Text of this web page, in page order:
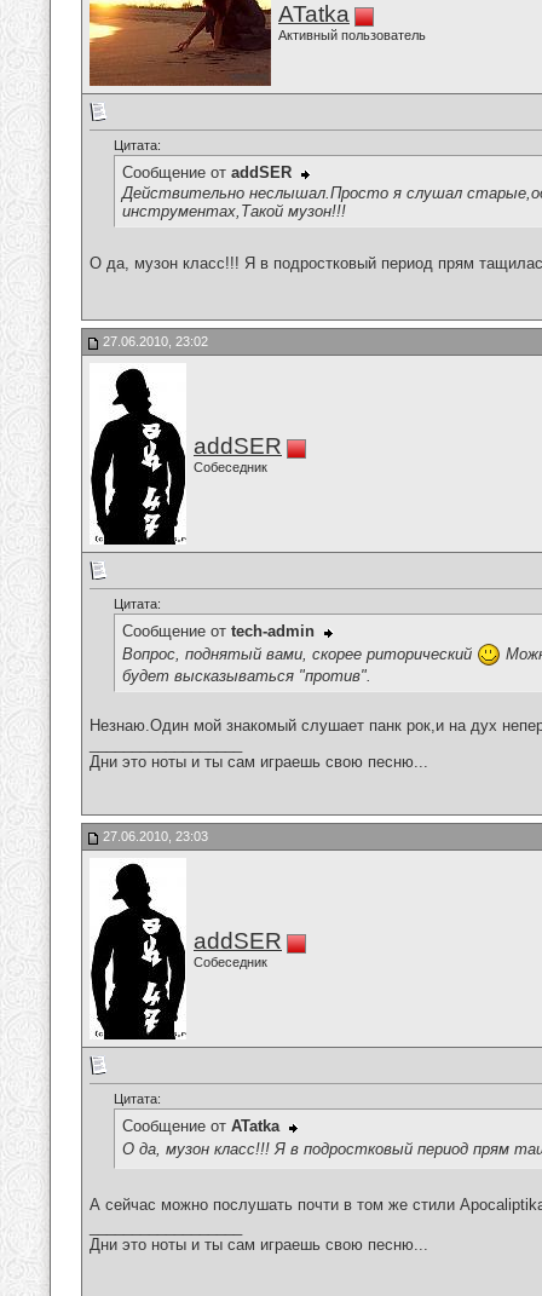
ATatka
Активный пользователь
Цитата:
Сообщение от addSER
Действительно неслышал.Просто я слушал
инструментах,Такой музон!!!
О да, музон класс!!! Я в подростковый период прям
27.06.2010, 23:02
addSER
Собеседник
Цитата:
Сообщение от tech-admin
Вопрос, поднятый вами, скорее риторический
будет высказываться "против".
Незнаю.Один мой знакомый слушает панк рок,и на дух
Дни это ноты и ты сам играешь свою песню...
27.06.2010, 23:03
addSER
Собеседник
Цитата:
Сообщение от ATatka
О да, музон класс!!! Я в подростковый период прям
А сейчас можно послушать почти в том же стили
Дни это ноты и ты сам играешь свою песню...